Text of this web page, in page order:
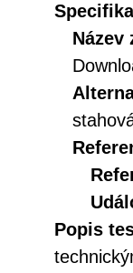
Název
Popis